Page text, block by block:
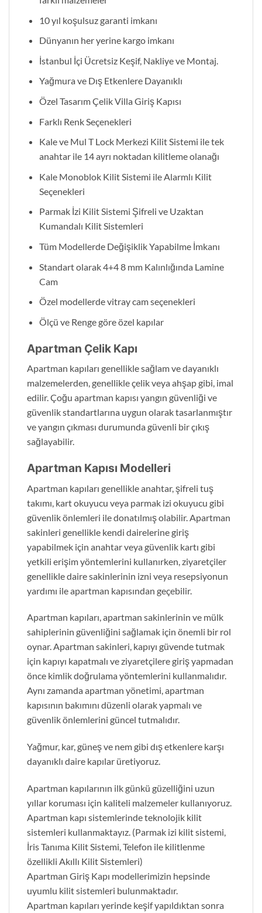
10 yıl koşulsuz garanti imkanı
Dünyanın her yerine kargo imkanı
İstanbul İçi Ücretsiz Keşif, Nakliye ve Montaj.
Yağmura ve Dış Etkenlere Dayanıklı
Özel Tasarım Çelik Villa Giriş Kapısı
Farklı Renk Seçenekleri
Kale ve Mul T Lock Merkezi Kilit Sistemi ile tek
anahtar ile 14 ayrı noktadan kilitleme olanağı
Kale Monoblok Kilit Sistemi ile Alarmlı Kilit
Seçenekleri
Parmak İzi Kilit Sistemi Şifreli ve Uzaktan
Kumandalı Kilit Sistemleri
Tüm Modellerde Değişiklik Yapabilme İmkanı
Standart olarak 4+4 8 mm Kalınlığında Lamine
Cam
Özel modellerde vitray cam seçenekleri
Ölçü ve Renge göre özel kapılar
Apartman Çelik Kapı
Apartman kapıları genellikle sağlam ve dayanıklı
malzemelerden, genellikle çelik veya ahşap gibi, imal
edilir. Çoğu apartman kapısı yangın güvenliği ve
güvenlik standartlarına uygun olarak tasarlanmıştır
ve yangın çıkması durumunda güvenli bir çıkış
sağlayabilir.
Apartman Kapısı Modelleri
Apartman kapıları genellikle anahtar, şifreli tuş
takımı, kart okuyucu veya parmak izi okuyucu gibi
güvenlik önlemleri ile donatılmış olabilir. Apartman
sakinleri genellikle kendi dairelerine giriş
yapabilmek için anahtar veya güvenlik kartı gibi
yetkili erişim yöntemlerini kullanırken, ziyaretçiler
genellikle daire sakinlerinin izni veya resepsiyonun
yardımı ile apartman kapısından geçebilir.
Apartman kapıları, apartman sakinlerinin ve mülk
sahiplerinin güvenliğini sağlamak için önemli bir rol
oynar. Apartman sakinleri, kapıyı güvende tutmak
için kapıyı kapatmalı ve ziyaretçilere giriş yapmadan
önce kimlik doğrulama yöntemlerini kullanmalıdır.
Aynı zamanda apartman yönetimi, apartman
kapısının bakımını düzenli olarak yapmalı ve
güvenlik önlemlerini güncel tutmalıdır.
Yağmur, kar, güneş ve nem gibi dış etkenlere karşı
dayanıklı daire kapılar üretiyoruz.
Apartman kapılarının ilk günkü güzelliğini uzun
yıllar koruması için kaliteli malzemeler kullanıyoruz.
Apartman kapı sistemlerinde teknolojik kilit
sistemleri kullanmaktayız. (Parmak izi kilit sistemi,
İris Tanıma Kilit Sistemi, Telefon ile kilitlenme
özellikli Akıllı Kilit Sistemleri)
Apartman Giriş Kapı modellerimizin hepsinde
uyumlu kilit sistemleri bulunmaktadır.
Apartman kapıları yerinde keşif yapıldıktan sonra